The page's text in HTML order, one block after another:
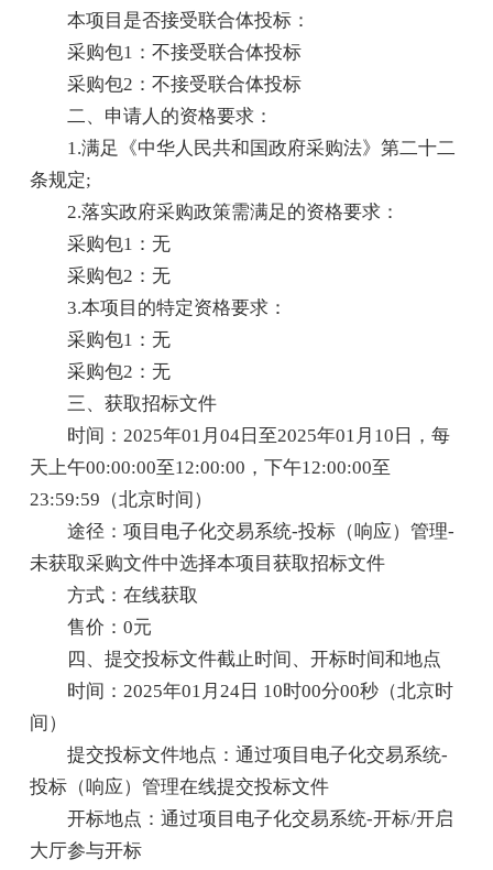
本项目是否接受联合体投标：
采购包1：不接受联合体投标
采购包2：不接受联合体投标
二、申请人的资格要求：
1.满足《中华人民共和国政府采购法》第二十二
条规定;
2.落实政府采购政策需满足的资格要求：
采购包1：无
采购包2：无
3.本项目的特定资格要求：
采购包1：无
采购包2：无
三、获取招标文件
时间：2025年01月04日至2025年01月10日，每
天上午00:00:00至12:00:00，下午12:00:00至
23:59:59（北京时间）
途径：项目电子化交易系统-投标（响应）管理-
未获取采购文件中选择本项目获取招标文件
方式：在线获取
售价：0元
四、提交投标文件截止时间、开标时间和地点
时间：2025年01月24日 10时00分00秒（北京时
间）
提交投标文件地点：通过项目电子化交易系统-
投标（响应）管理在线提交投标文件
开标地点：通过项目电子化交易系统-开标/开启
大厅参与开标